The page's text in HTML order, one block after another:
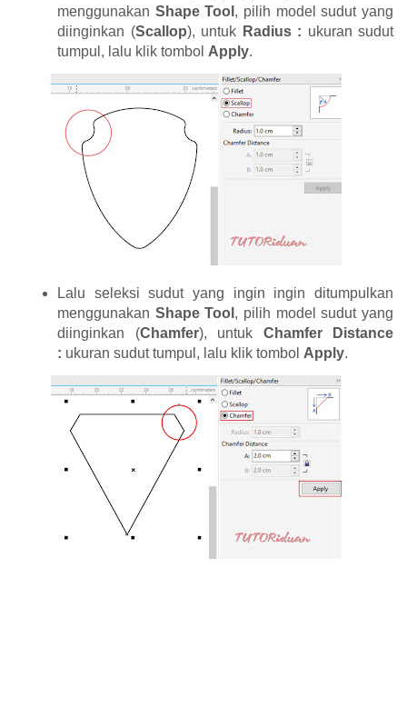
menggunakan Shape Tool , pilih model sudut yang
diinginkan (Scallop), untuk Radius : ukuran sudut
tumpul, lalu klik tombol Apply.
Lalu seleksi sudut yang ingin ingin ditumpulkan
menggunakan Shape Tool , pilih model sudut yang
diinginkan (Chamfer), untuk Chamfer Distance
: ukuran sudut tumpul, lalu klik tombol Apply.